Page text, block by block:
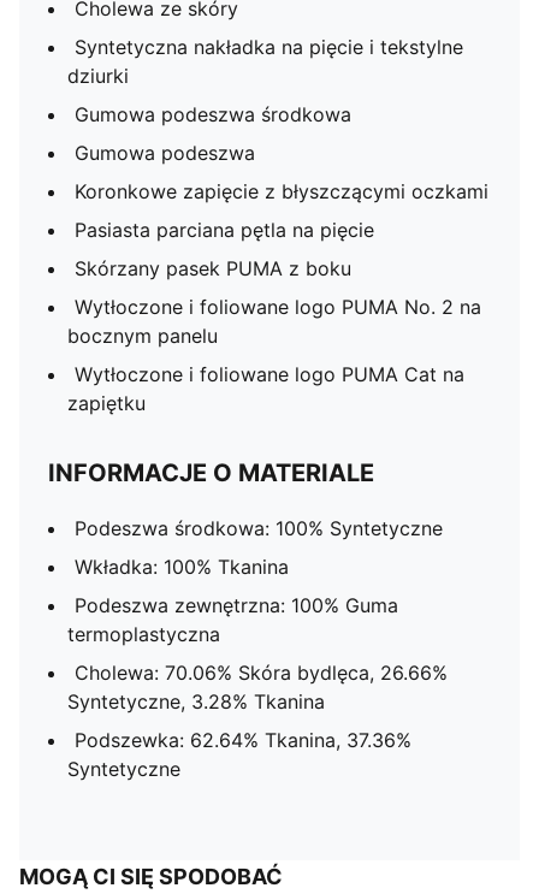
Cholewa ze skóry
Syntetyczna nakładka na pięcie i tekstylne
dziurki
Gumowa podeszwa środkowa
Gumowa podeszwa
Koronkowe zapięcie z błyszczącymi oczkami
Pasiasta parciana pętla na pięcie
Skórzany pasek PUMA z boku
Wytłoczone i foliowane logo PUMA No. 2 na
bocznym panelu
Wytłoczone i foliowane logo PUMA Cat na
zapiętku
INFORMACJE O MATERIALE
Podeszwa środkowa: 100% Syntetyczne
Wkładka: 100% Tkanina
Podeszwa zewnętrzna: 100% Guma
termoplastyczna
Cholewa: 70.06% Skóra bydlęca, 26.66%
Syntetyczne, 3.28% Tkanina
Podszewka: 62.64% Tkanina, 37.36%
Syntetyczne
MOGĄ CI SIĘ SPODOBAĆ